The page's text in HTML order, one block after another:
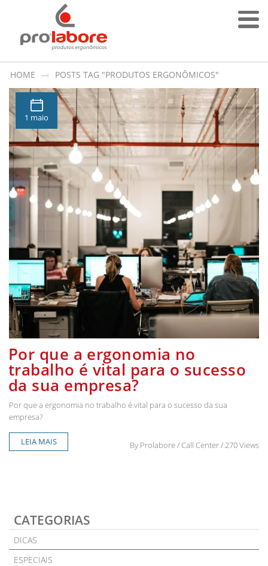
HOME POSTS TAG "PRODUTOS ERGONÔMICOS"
1 maio
Por que a ergonomia no
trabalho é vital para o sucesso
da sua empresa?
Por que a ergonomia no trabalho é vital para o sucesso da sua
empresa?
LEIA MAIS By Prolabore/ Call Center / 270 Views
CATEGORIAS
DICAS
ESPECIAIS